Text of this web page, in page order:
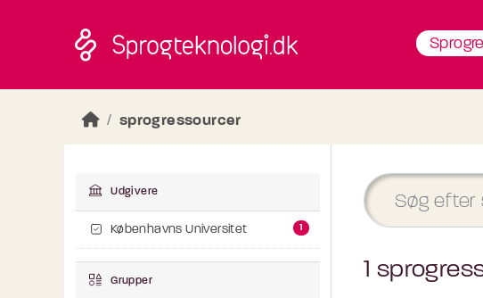
sprogressourcer
Udgivere
Københavns Universitet 1
Grupper 1